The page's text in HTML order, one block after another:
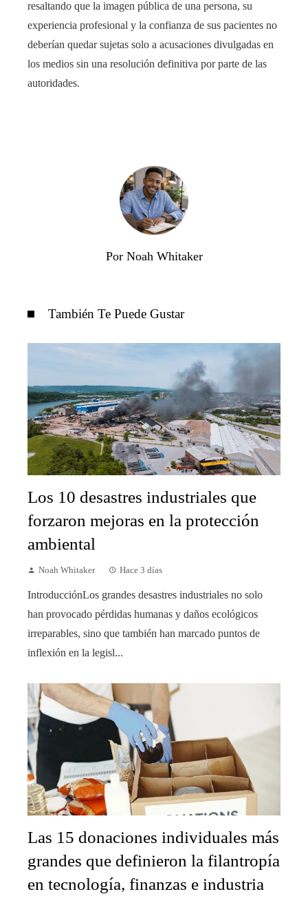
resaltando que la imagen pública de una persona, su
experiencia profesional y la confianza de sus pacientes no
deberían quedar sujetas solo a acusaciones divulgadas en
los medios sin una resolución definitiva por parte de las
autoridades.
Por Noah Whitaker
También Te Puede Gustar
Los 10 desastres industriales que
forzaron mejoras en la protección
ambiental
Noah Whitaker Hace 3 días
IntroducciónLos grandes desastres industriales no solo
han provocado pérdidas humanas y daños ecológicos
irreparables, sino que también han marcado puntos de
inflexión en la legisl...
Las 15 donaciones individuales más
grandes que definieron la filantropía
en tecnología, finanzas e industria